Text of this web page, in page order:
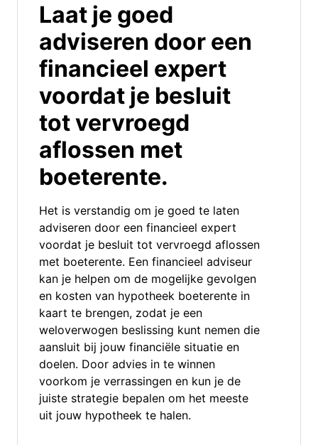
Laat je goed
adviseren door een
financieel expert
voordat je besluit
tot vervroegd
aflossen met
boeterente.
Het is verstandig om je goed te laten
adviseren door een financieel expert
voordat je besluit tot vervroegd aflossen
met boeterente. Een financieel adviseur
kan je helpen om de mogelijke gevolgen
en kosten van hypotheek boeterente in
kaart te brengen, zodat je een
weloverwogen beslissing kunt nemen die
aansluit bij jouw financiële situatie en
doelen. Door advies in te winnen
voorkom je verrassingen en kun je de
juiste strategie bepalen om het meeste
uit jouw hypotheek te halen.